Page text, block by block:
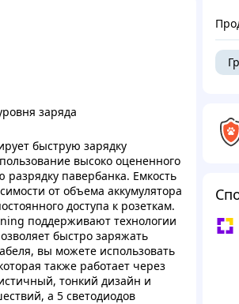
заряда
быструю зарядку
высоко оцененного
павербанка. Емкость
от объема аккумулятора
доступа к розеткам.
поддерживают технологии
быстро заряжать
вы можете использовать
также работает через
тонкий дизайн и
а 5 светодиодов